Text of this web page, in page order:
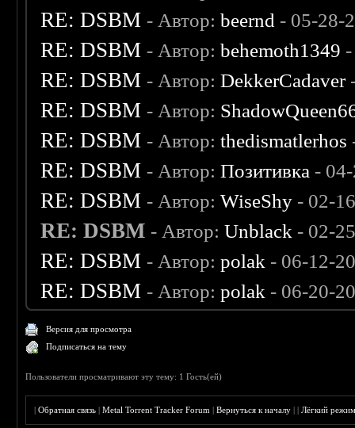
RE: DSBM - Автор:beernd - 05-28-
RE: DSBM - Автор:behemoth1349
RE: DSBM - Автор:DekkerCadaver
RE: DSBM - Автор:
RE: DSBM - Автор:thedismatlerhos
RE: DSBM - Автор:Позитивка -
RE: DSBM - Автор:WiseShy - 02-
RE: DSBM - Автор:Unblack - 02-
RE: DSBM - Автор:polak - 06-12-
RE: DSBM - Автор:polak - 06-20-
Версия для просмотра
Подписаться на тему
Пользователи просматривают эту тему: 1 Гость(ей)
|Обратная связь |Metal Torrent Tracker Forum |Вернуться к началу ||Лёгкий